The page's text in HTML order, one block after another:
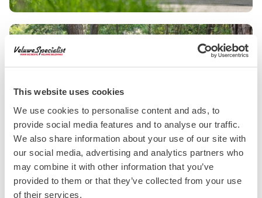
This website uses cookies
We use cookies to personalise content and ads, to
provide social media features and to analyse our traffic.
We also share information about your use of our site with
our social media, advertising and analytics partners who
may combine it with other information that you’ve
provided to them or that they’ve collected from your use
of their services.
Mountainbiken